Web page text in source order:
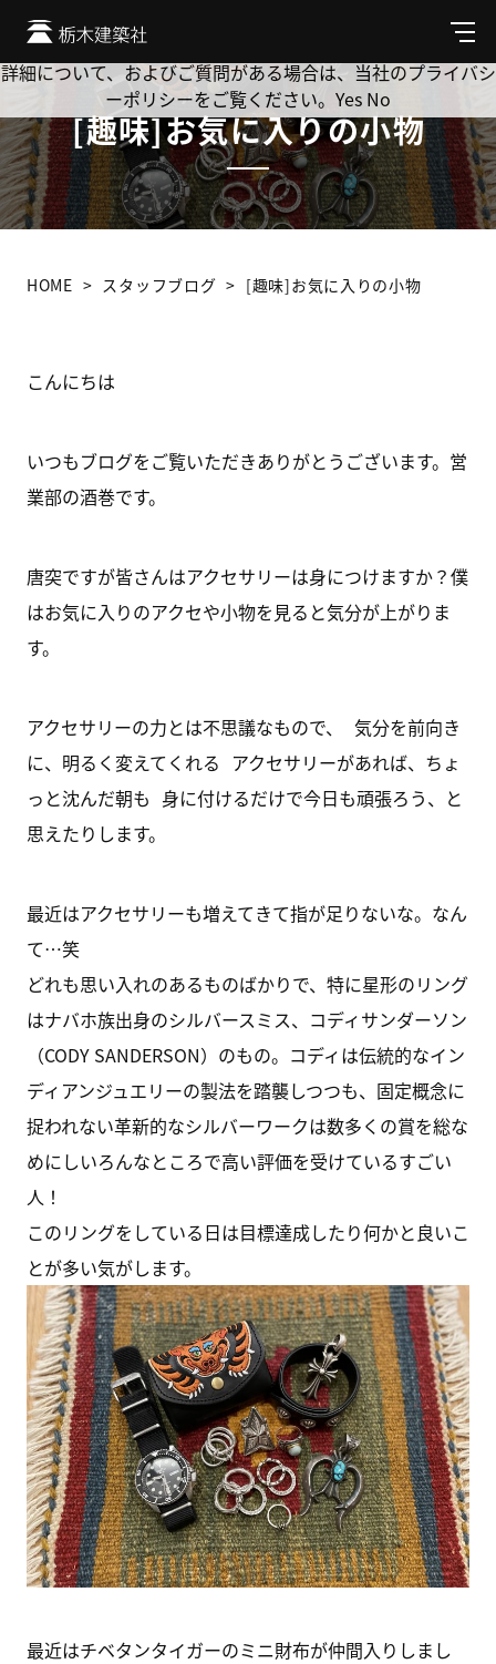
メ
ニ
ュ
[趣味]お気に入りの小物
HOME スタッフブログ [趣味]お気に入りの小物
こんにちは
いつもブログをご覧いただきありがとうございます。営
業部の酒巻です。
唐突ですが皆さんはアクセサリーは身につけますか？僕
はお気に入りのアクセや小物を見ると気分が上がりま
す。
アクセサリーの力とは不思議なもので、 気分を前向き
に、明るく変えてくれる アクセサリーがあれば、ちょ
っと沈んだ朝も 身に付けるだけで今日も頑張ろう、と
思えたりします。
最近はアクセサリーも増えてきて指が足りないな。なん
て…笑
どれも思い入れのあるものばかりで、特に星形のリング
はナバホ族出身のシルバースミス、コディサンダーソン
（CODY SANDERSON）のもの。コディは伝統的なイン
ディアンジュエリーの製法を踏襲しつつも、固定概念に
捉われない革新的なシルバーワークは数多くの賞を総な
めにしいろんなところで高い評価を受けているすごい
人！
このリングをしている日は目標達成したり何かと良いこ
とが多い気がします。
最近はチベタンタイガーのミニ財布が仲間入りしまし
Cookie を使用して、お客様の活動を追跡してもよろしいです
か? 当社ではお客様のプライバシーを極めて重視しています。
詳細について、およびご質問がある場合は、当社のプライバシ
ーポリシーをご覧ください。 Yes No